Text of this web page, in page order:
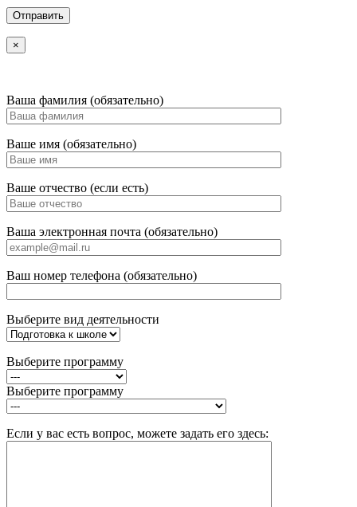
×
Ваша фамилия (обязательно)
Ваше имя (обязательно)
Ваше отчество (если есть)
Ваша электронная почта (обязательно)
Ваш номер телефона (обязательно)
Выберите вид деятельности
Выберите программу
Выберите программу
Если у вас есть вопрос, можете задать его здесь: